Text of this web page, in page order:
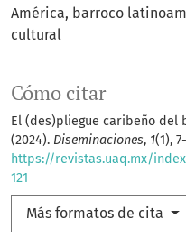
América barroco
cultural
Cómo citar
El (des)pliegue caribeño del
(2024). Diseminaciones, 1(1),
https://revistas.uaq.mx/
121
Más formatos de cita